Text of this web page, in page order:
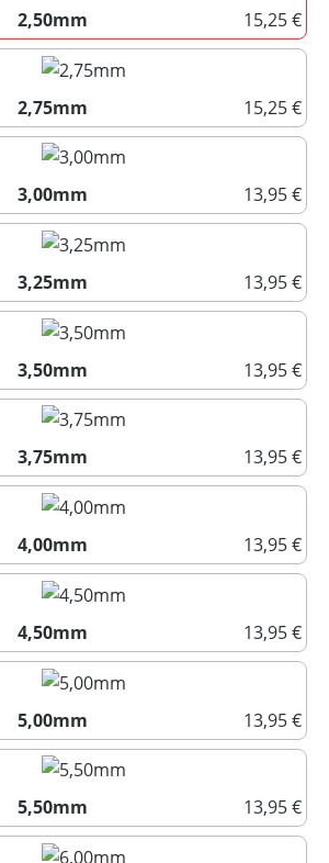
2,50mm
15,25 €
2,50mm
2,75mm
15,25 €
2,75mm
3,00mm
13,95 €
3,00mm
3,25mm
13,95 €
3,25mm
3,50mm
13,95 €
3,50mm
3,75mm
13,95 €
3,75mm
4,00mm
13,95 €
4,00mm
4,50mm
13,95 €
4,50mm
5,00mm
13,95 €
5,00mm
5,50mm
13,95 €
5,50mm